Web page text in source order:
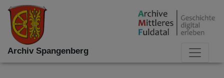
Archiv Spangenberg